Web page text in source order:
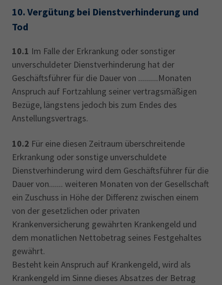
10. Vergütung bei Dienstverhinderung und
Tod
10.1 Im Falle der Erkrankung oder sonstiger
unverschuldeter Dienstverhinderung hat der
Geschäftsführer für die Dauer von ..........Monaten
Anspruch auf Fortzahlung seiner vertragsmäßigen
Bezüge, längstens jedoch bis zum Endes des
Anstellungsvertrags.
10.2 Für eine diesen Zeitraum überschreitende
Erkrankung oder sonstige unverschuldete
Dienstverhinderung wird dem Geschäftsführer für die
Dauer von....... weiteren Monaten von der Gesellschaft
ein Zuschuss in Höhe der Differenz zwischen einem
von der gesetzlichen oder privaten
Krankenversicherung gewährten Krankengeld und
dem monatlichen Nettobetrag seines Festgehaltes
gewährt.
Besteht kein Anspruch auf Krankengeld, wird als
Krankengeld im Sinne dieses Absatzes der Betrag